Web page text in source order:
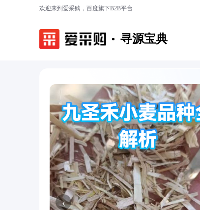
欢迎来到爱采购，百度旗下B2B平台
寻源宝典
‹